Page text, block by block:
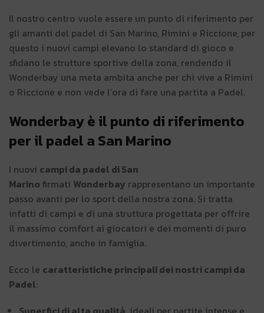
Il nostro centro vuole essere un punto di riferimento per
gli amanti del padel di San Marino, Rimini e Riccione, per
questo i nuovi campi elevano lo standard di gioco e
sfidano le strutture sportive della zona, rendendo il
Wonderbay una meta ambita anche per chi vive a Rimini
o Riccione e non vede l’ora di fare una partita a Padel.
Wonderbay è il punto di riferimento
per il padel a San Marino
I nuovi campi da padel di San
Marinofirmati Wonderbay rappresentano un importante
passo avanti per lo sport della nostra zona. Si tratta
infatti di campi e di una struttura progettata per offrire
il massimo comfort ai giocatori e dei momenti di puro
divertimento, anche in famiglia.
Ecco le caratteristiche principali dei nostri campi da
Padel: